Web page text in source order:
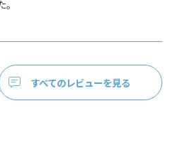
り、お札を折らずに収納できるポーチ。
トが2個付いているので、銀行へ行く
鑑、カードや現金などをひとまとめにし
すべてのレビューを見る